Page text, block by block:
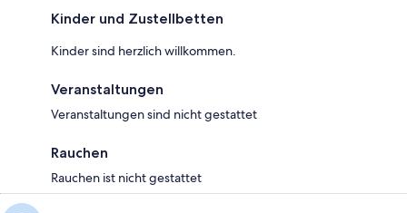
Kinder und Zustellbetten
Kinder sind herzlich willkommen.
Veranstaltungen
Veranstaltungen sind nicht gestattet
Rauchen
Rauchen ist nicht gestattet